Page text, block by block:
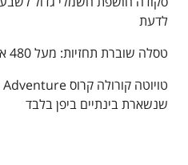
לדעת
טסלה שוברת תחזיות: מעל 480 אלף רכבים נמסרו ברבעון
שנשארת בינתיים ביפן בלבד